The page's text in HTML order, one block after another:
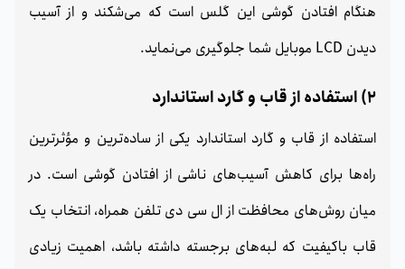
هنگام افتادن گوشی این گلس است که می‌شکند و از آسیب
دیدن LCD موبایل شما جلوگیری می‌نماید.
2) استفاده از قاب و گارد استاندارد
استفاده از قاب و گارد استاندارد یکی از ساده‌ترین و مؤثرترین
راه‌ها برای کاهش آسیب‌های ناشی از افتادن گوشی است. در
میان روش‌های محافظت از ال سی دی تلفن همراه، انتخاب یک
قاب باکیفیت که لبه‌های برجسته داشته باشد، اهمیت زیادی